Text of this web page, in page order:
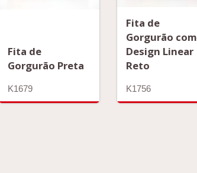
Fita de
Gorgurão Preta
K1679
Fita de
Gorgurão com
Design Linear
Reto
K1756